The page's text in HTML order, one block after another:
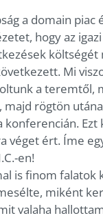
a domain
hogy az
Mi
a teremtől,
rögtön
véget ért. Íme
en!
is finom falatok
miként
valaha